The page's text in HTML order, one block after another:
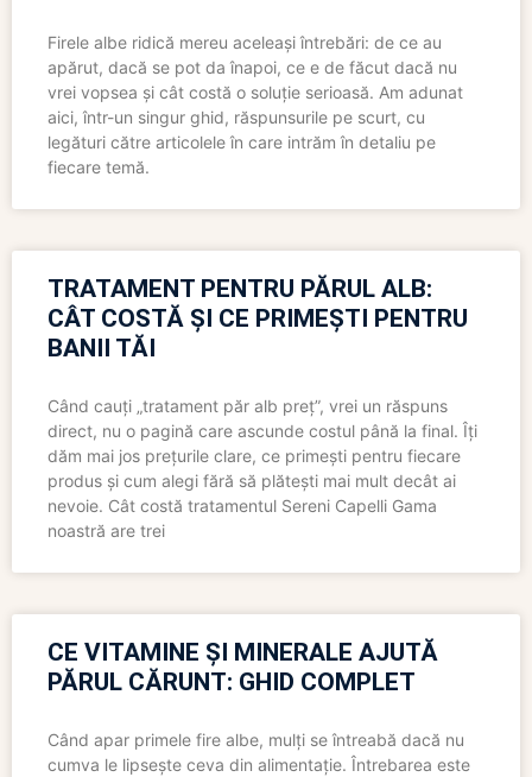
Firele albe ridică mereu aceleași întrebări: de ce au
apărut, dacă se pot da înapoi, ce e de făcut dacă nu
vrei vopsea și cât costă o soluție serioasă. Am adunat
aici, într-un singur ghid, răspunsurile pe scurt, cu
legături către articolele în care intrăm în detaliu pe
fiecare temă.
TRATAMENT PENTRU PĂRUL ALB:
CÂT COSTĂ ȘI CE PRIMEȘTI PENTRU
BANII TĂI
Când cauți „tratament păr alb preț”, vrei un răspuns
direct, nu o pagină care ascunde costul până la final. Îți
dăm mai jos prețurile clare, ce primești pentru fiecare
produs și cum alegi fără să plătești mai mult decât ai
nevoie. Cât costă tratamentul Sereni Capelli Gama
noastră are trei
CE VITAMINE ȘI MINERALE AJUTĂ
PĂRUL CĂRUNT: GHID COMPLET
Când apar primele fire albe, mulți se întreabă dacă nu
cumva le lipsește ceva din alimentație. Întrebarea este